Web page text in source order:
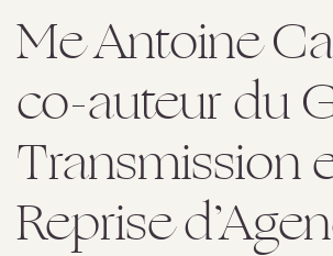
Me Antoine
co-auteur du
Transmission
Reprise